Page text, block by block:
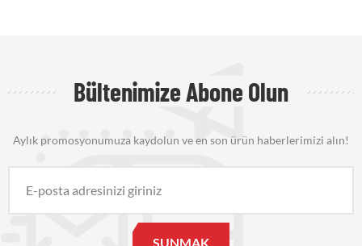
Bültenimize Abone Olun
Aylık promosyonumuza kaydolun ve en son ürün haberlerimizi alın!